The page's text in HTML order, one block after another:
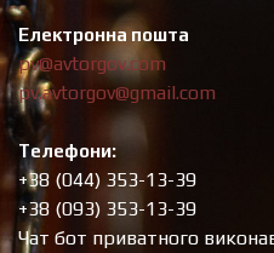
Електронна пошта
pv@avtorgov.com
pv.avtorgov@gmail.com
Телефони:
+38 (044) 353-13-39
+38 (093) 353-13-39
Чат бот приватного